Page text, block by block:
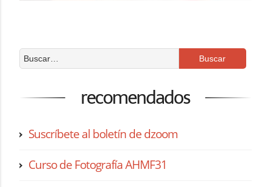
recomendados
Suscríbete al boletín de dzoom
Curso de Fotografía AHMF31